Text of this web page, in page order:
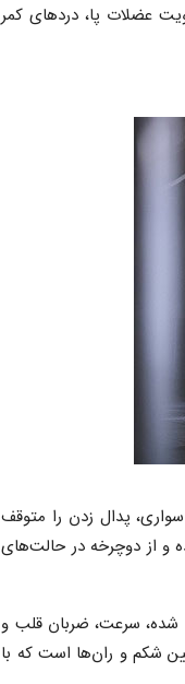
عضلات پا، دردهای کمر
پدال زدن را متوقف
و از دوچرخه در حالت‌های
شده، سرعت، ضربان قلب و
شکم و ران‌ها است که با